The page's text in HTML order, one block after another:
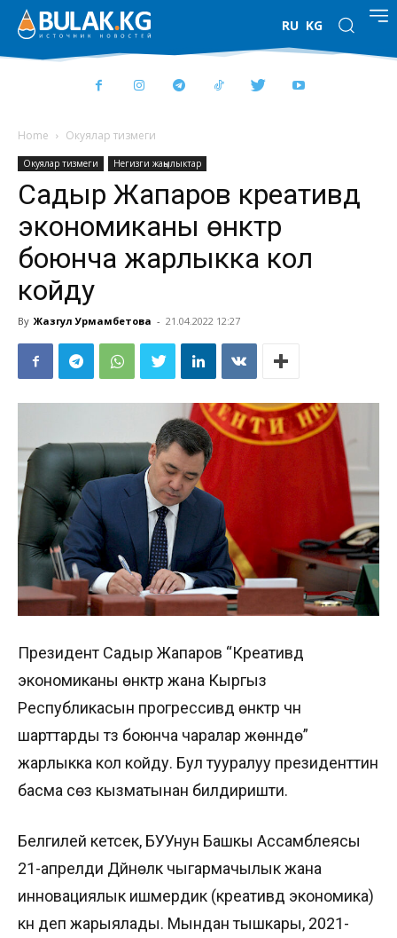
RU KG
Home Окуялар тизмеги
Окуялар тизмеги Негизги жаңылыктар
Садыр Жапаров креативдүү
экономиканы өнүктүрүү
боюнча жарлыкка кол
койду
By Жазгул Урмамбетова - 21.04.2022 12:27
Президент Садыр Жапаров “Креативдүү
экономиканы өнүктүрүү жана Кыргыз
Республикасын прогрессивдүү өнүктүрүү үчүн
шарттарды түзүү боюнча чаралар жөнүндө”
жарлыкка кол койду. Бул тууралуу президенттин
басма сөз кызматынан билдиришти.
Белгилей кетсек, БУУнун Башкы Ассамблеясы
21-апрелди Дүйнөлүк чыгармачылык жана
инновациялык ишмердик (креативдүү экономика)
күнү деп жарыялады. Мындан тышкары, 2021-